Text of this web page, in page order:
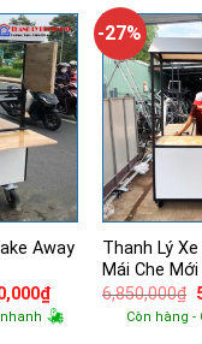
3,900,000₫.
Away
₫Giá
hiện
tại
-27%
Thanh Lý
Mái Che Mới
6,850,000₫
Còn hàng -